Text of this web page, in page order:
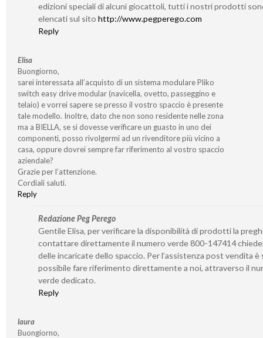
edizioni speciali di alcuni giocattoli, tutti i nostri prodotti
elencati sul sito http://www.pegperego.com
Reply
Elisa
Buongiorno,
sarei interessata all’acquisto di un sistema modulare Pliko
switch easy drive modular (navicella, ovetto, passeggino e
telaio) e vorrei sapere se presso il vostro spaccio è presente
tale modello. Inoltre, dato che non sono residente nelle zona
ma a BIELLA, se si dovesse verificare un guasto in uno dei
componenti, posso rivolgermi ad un rivenditore più vicino a
casa, oppure dovrei sempre far riferimento al vostro spaccio
aziendale?
Grazie per l’attenzione.
Cordiali saluti.
Reply
Redazione Peg Perego
Gentile Elisa, per verificare la disponibilità di prodotti la
contattare direttamente il numero verde 800-147414
delle incaricate dello spaccio. Per l’assistenza post vendita è
possibile fare riferimento direttamente a noi, attraverso il
verde dedicato.
Reply
laura
Buongiorno,